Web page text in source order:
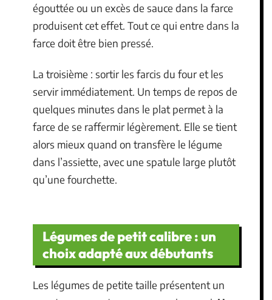
égouttée ou un excès de sauce dans la farce
produisent cet effet. Tout ce qui entre dans la
farce doit être bien pressé.
La troisième : sortir les farcis du four et les
servir immédiatement. Un temps de repos de
quelques minutes dans le plat permet à la
farce de se raffermir légèrement. Elle se tient
alors mieux quand on transfère le légume
dans l’assiette, avec une spatule large plutôt
qu’une fourchette.
Légumes de petit calibre : un
choix adapté aux débutants
Les légumes de petite taille présentent un